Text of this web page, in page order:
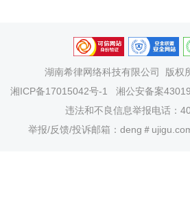
湖南希律网络科技有限公司
版权
湘ICP备17015042号-1
湘公安备案
违法和不良信息举报电话：
举报/反馈/投诉邮箱：deng＃